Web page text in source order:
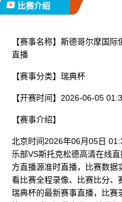
比赛介绍
【赛事名称】 斯德哥尔摩国际
直播
【赛事分类】 瑞典杯
【开赛时间】 2026-06-05
【赛事介绍】
北京时间2026年06月05日
乐部VS斯托克松德高清在线
方直播源准时直播，比赛数
看比赛全程录像、比赛比分、
瑞典杯的最新赛事直播，比赛